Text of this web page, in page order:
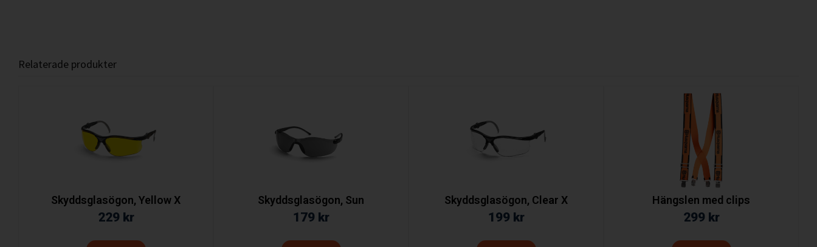
Relaterade produkter
Skyddsglasögon, Yellow X
229 kr
Skyddsglasögon, Sun
179 kr
Skyddsglasögon, Clear X
199 kr
Hängslen med clips
299 kr